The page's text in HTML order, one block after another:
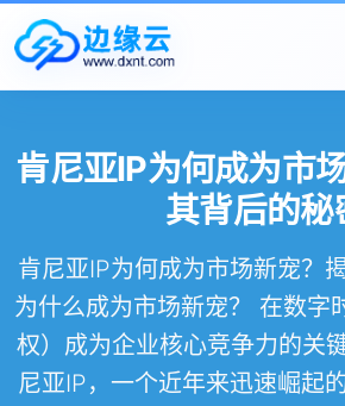
肯尼亚IP为何成为市
其背后的秘
肯尼亚IP为何成为市场新宠？
为什么成为市场新宠？ 在数字
权）成为企业核心竞争力的关
尼亚IP，一个近年来迅速崛起